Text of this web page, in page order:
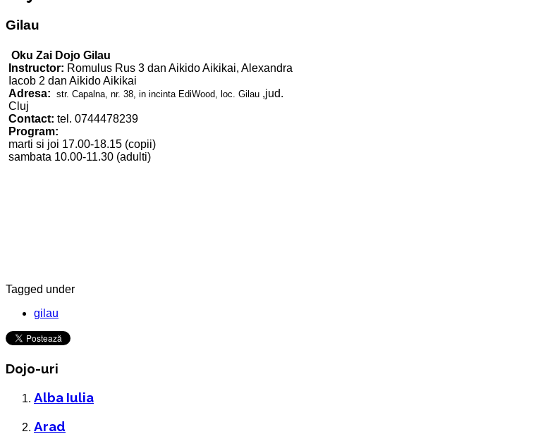
Gilau
Oku Zai Dojo Gilau
Instructor: Romulus Rus 3 dan Aikido Aikikai, Alexandra
Iacob 2 dan Aikido Aikikai
Adresa: str. Capalna, nr. 38, in incinta EdiWood, loc. Gilau ,jud.
Cluj
Contact: tel. 0744478239
Program:
marti si joi 17.00-18.15 (copii)
sambata 10.00-11.30 (adulti)
Tagged under
gilau
Dojo-uri
Alba Iulia
Arad